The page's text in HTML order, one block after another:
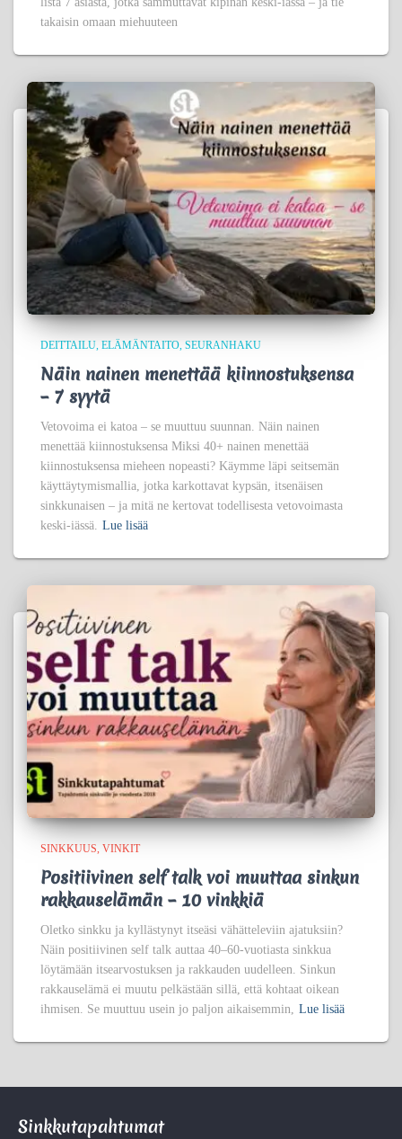
takaisin omaan miehuuteen
DEITTAILU ELÄMÄNTAITO SEURANHAKU
Näin nainen menettää kiinnostuksensa
– 7 syytä
Vetovoima ei katoa – se muuttuu suunnan. Näin nainen
menettää kiinnostuksensa Miksi 40+ nainen menettää
kiinnostuksensa mieheen nopeasti? Käymme läpi seitsemän
käyttäytymismallia, jotka karkottavat kypsän, itsenäisen
sinkkunaisen – ja mitä ne kertovat todellisesta vetovoimasta
keski-iässä.
Lue lisää
SINKKUUS VINKIT
Positiivinen self talk voi muuttaa sinkun
rakkauselämän – 10 vinkkiä
Oletko sinkku ja kyllästynyt itseäsi vähätteleviin ajatuksiin?
Näin positiivinen self talk auttaa 40–60-vuotiasta sinkkua
löytämään itsearvostuksen ja rakkauden uudelleen. Sinkun
rakkauselämä ei muutu pelkästään sillä, että kohtaat oikean
ihmisen. Se muuttuu usein jo paljon aikaisemmin,
Lue lisää
Sinkkutapahtumat